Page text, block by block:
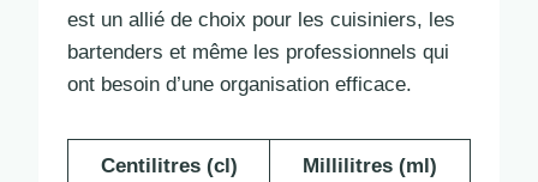
est un allié de choix pour les cuisiniers, les
bartenders et même les professionnels qui
ont besoin d’une organisation efficace.
Centilitres (cl) Millilitres (ml)